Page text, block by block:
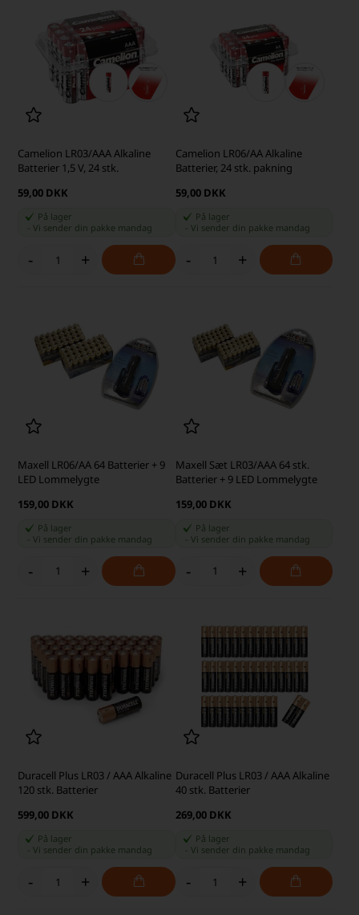
Camelion LR03/AAA Alkaline
Batterier 1,5 V, 24 stk.
59,00 DKK
På lager
-Vi sender din pakke mandag
- +
Camelion LR06/AA Alkaline
Batterier, 24 stk. pakning
59,00 DKK
På lager
Vi sender din pakke mandag
- +
Maxell LR06/AA 64 Batterier + 9
LED Lommelygte
159,00 DKK
På lager
-Vi sender din pakke mandag
- +
Maxell Sæt LR03/AAA 64 stk.
Batterier + 9 LED Lommelygte
159,00 DKK
På lager
Vi sender din pakke mandag
- +
Duracell Plus LR03 / AAA Alkaline
120 stk. Batterier
599,00 DKK
På lager
-Vi sender din pakke mandag
- +
Duracell Plus LR03 / AAA Alkaline
40 stk. Batterier
269,00 DKK
På lager
Vi sender din pakke mandag
- +